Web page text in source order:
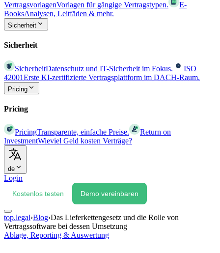
VertragsvorlagenVorlagen für gängige Vertragstypen.
E-
BooksAnalysen, Leitfäden & mehr.
Sicherheit
Sicherheit
SicherheitDatenschutz und IT-Sicherheit im Fokus.
ISO
42001Erste KI-zertifizierte Vertragsplattform im DACH-Raum.
Pricing
Pricing
PricingTransparente, einfache Preise.
Return on
InvestmentWieviel Geld kosten Verträge?
de
Login
Kostenlos testen Demo vereinbaren
top.legal›Blog›Das Lieferkettengesetz und die Rolle von
Vertragssoftware bei dessen Umsetzung
Ablage, Reporting & Auswertung